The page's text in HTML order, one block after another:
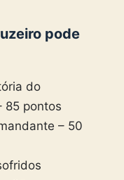
pode
do
85 pontos
– 50